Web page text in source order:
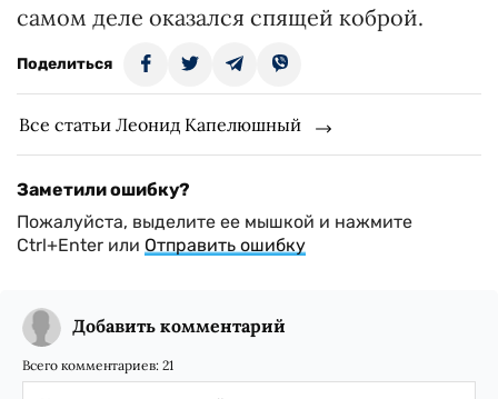
самом деле оказался спящей коброй.
Поделиться
Все статьи Леонид Капелюшный
Заметили ошибку?
Пожалуйста, выделите ее мышкой и нажмите
Ctrl+Enter или Отправить ошибку
Добавить комментарий
Всего комментариев: 21